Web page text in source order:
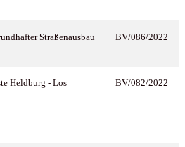
Straßenausbau
BV/086/2022
Heldburg - Los
BV/082/2022